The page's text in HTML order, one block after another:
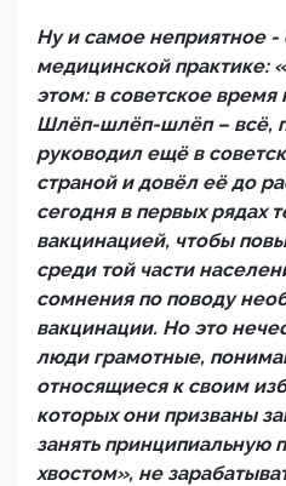
Ну и самое неприятное -
медицинской практике:
этом: в советское
Шлёп-шлёп-шлёп – всё,
руководил ещё в
страной и довёл её до
сегодня в первых рядах
вакцинацией, чтобы
среди той части
сомнения по поводу
вакцинации. Но это
люди грамотные,
относящиеся к своим
которых они призваны
занять принципиальную
хвостом», не